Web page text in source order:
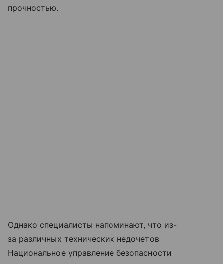
прочностью.
Однако специалисты напоминают, что из-
за различных технических недочетов
Национальное управление безопасности